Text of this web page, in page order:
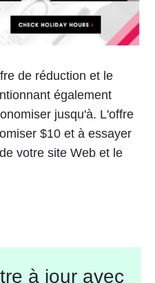
de réduction et le
également
jusqu'à. L'offre
$10 et à essayer
votre site Web et le
à jour avec